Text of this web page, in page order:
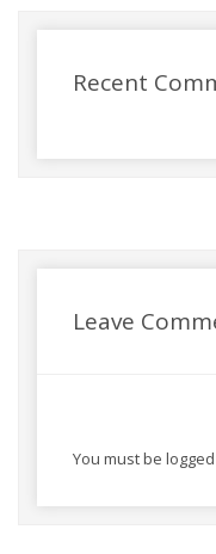
Recent
Leave
You must be